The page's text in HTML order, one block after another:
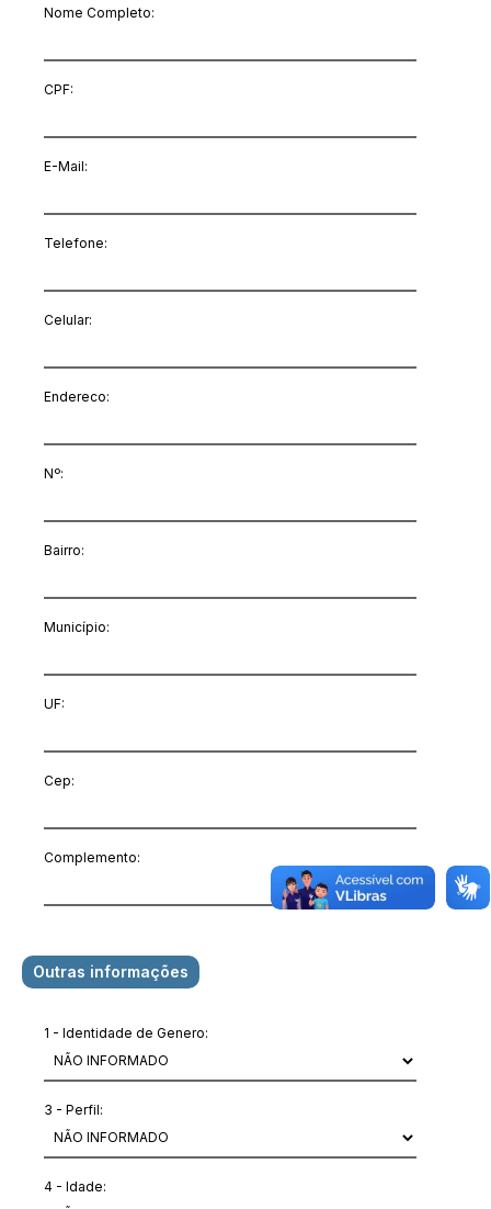
Nome Completo:
CPF:
E-Mail:
Telefone:
Celular:
Endereco:
Nº:
Bairro:
Município:
UF:
Cep:
Complemento:
Outras informações
1 - Identidade de Genero:
3 - Perfil:
4 - Idade: